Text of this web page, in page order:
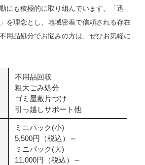
にも積極的に取り組んでいます。「迅
を理念とし、地域密着で信頼される存在
用品処分でお悩みの方は、ぜひお気軽に
不用品回収
粗大ごみ処分
ゴミ屋敷片づけ
引っ越しサポート他
ミニパック(小)
5,500円（税込）～
ミニパック(大)
11,000円（税込）～